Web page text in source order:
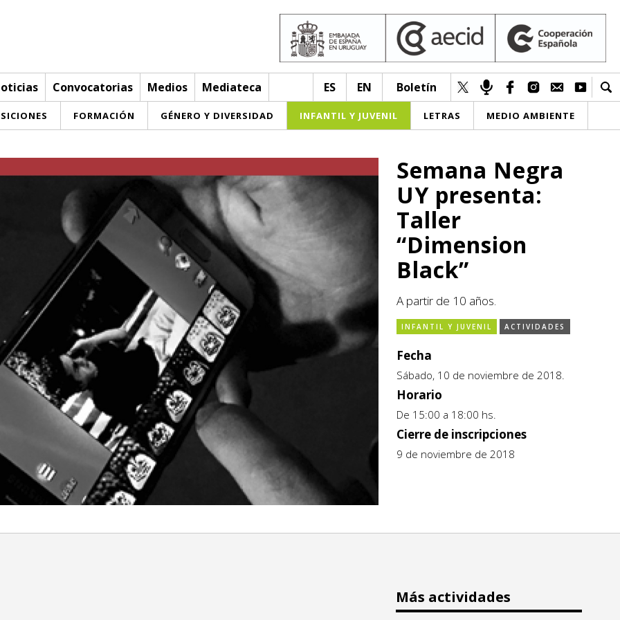
Convocatorias Medios Mediateca ES EN Boletín
FORMACIÓN GÉNERO Y DIVERSIDAD INFANTIL Y JUVENIL LETRAS MEDIO AMBIENTE
Semana Negra
UY presenta:
Taller
“Dimension
Black”
A partir de 10 años.
INFANTIL Y JUVENIL ACTIVIDADES
Fecha
Sábado, 10 de noviembre de 2018.
Horario
De 15:00 a 18:00 hs.
Cierre de inscripciones
9 de noviembre de 2018
Más actividades